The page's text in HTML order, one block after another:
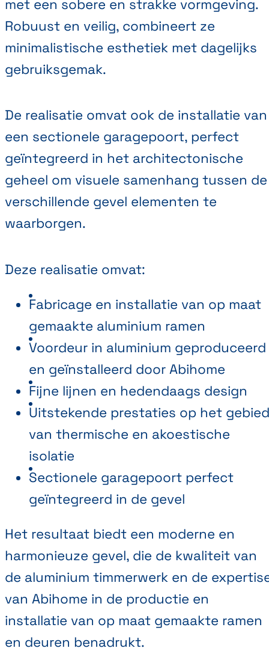
met een sobere en strakke vormgeving.
Robuust en veilig, combineert ze
minimalistische esthetiek met dagelijks
gebruiksgemak.
De realisatie omvat ook de installatie van
een sectionele garagepoort, perfect
geïntegreerd in het architectonische
geheel om visuele samenhang tussen de
verschillende gevel elementen te
waarborgen.
Deze realisatie omvat:
Fabricage en installatie van op maat
gemaakte aluminium ramen
Voordeur in aluminium geproduceerd
en geïnstalleerd door Abihome
Fijne lijnen en hedendaags design
Uitstekende prestaties op het gebied
van thermische en akoestische
isolatie
Sectionele garagepoort perfect
geïntegreerd in de gevel
Het resultaat biedt een moderne en
harmonieuze gevel, die de kwaliteit van
de aluminium timmerwerk en de
van Abihome in de productie en
installatie van op maat gemaakte ramen
en deuren benadrukt.